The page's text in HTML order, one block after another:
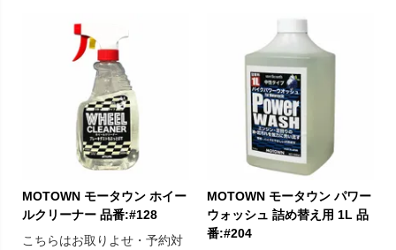
MOTOWN モータウン ホイー
ルクリーナー 品番:#128
こちらはお取りよせ・予約対
MOTOWN モータウン パワー
ウォッシュ 詰め替え用 1L 品
番:#204